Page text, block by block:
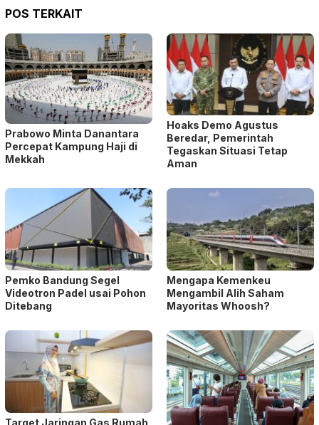
POS TERKAIT
Prabowo Minta Danantara
Percepat Kampung Haji di
Mekkah
Hoaks Demo Agustus
Beredar, Pemerintah
Tegaskan Situasi Tetap
Aman
Pemko Bandung Segel
Videotron Padel usai Pohon
Ditebang
Mengapa Kemenkeu
Mengambil Alih Saham
Mayoritas Whoosh?